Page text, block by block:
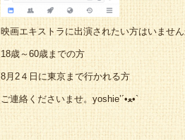
映画エキストラに出演されたい方はいませ
18歳～60歳までの方
8月2４日に東京まで行かれる方
ご連絡くださいませ。yoshie’‎´•ﻌ•`